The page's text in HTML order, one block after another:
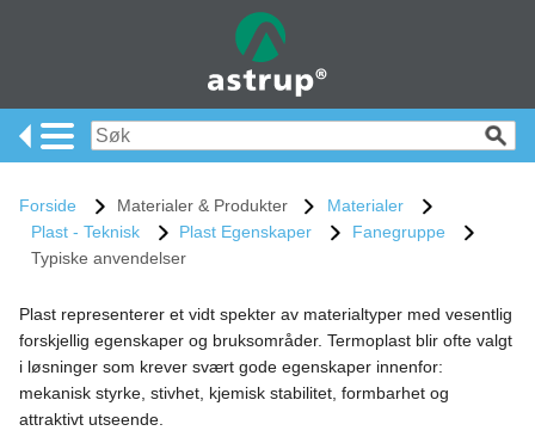
Forside Materialer & Produkter
Materialer
Plast - Teknisk
Plast Egenskaper
Fanegruppe
Typiske anvendelser
Plast representerer et vidt spekter av materialtyper med vesentlig
forskjellig egenskaper og bruksområder. Termoplast blir ofte valgt
i løsninger som krever svært gode egenskaper innenfor:
mekanisk styrke, stivhet, kjemisk stabilitet, formbarhet og
attraktivt utseende.